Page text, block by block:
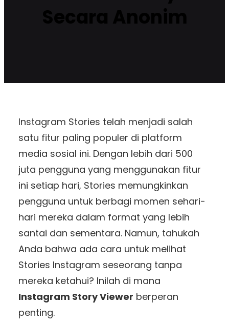
Instagram Stories telah menjadi salah
satu fitur paling populer di platform
media sosial ini. Dengan lebih dari 500
juta pengguna yang menggunakan fitur
ini setiap hari, Stories memungkinkan
pengguna untuk berbagi momen sehari-
hari mereka dalam format yang lebih
santai dan sementara. Namun, tahukah
Anda bahwa ada cara untuk melihat
Stories Instagram seseorang tanpa
mereka ketahui? Inilah di mana
Instagram Story Viewer berperan
penting.